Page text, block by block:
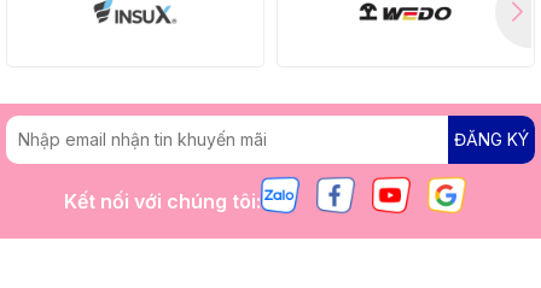
ĐĂNG KÝ
Kết nối với chúng tôi: